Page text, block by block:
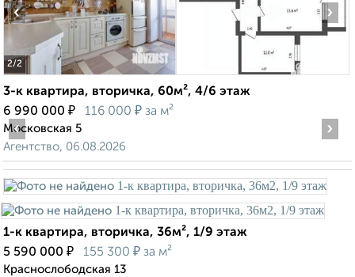
2/2
‹ ›
3-к квартира, вторичка, 60м², 4/6 этаж
6 990 000 ₽ 116 000 ₽ за м²
Московская 5
Агентство, 06.08.2026
‹ ›
1-к квартира, вторичка, 36м², 1/9 этаж
5 590 000 ₽ 155 300 ₽ за м²
Краснослободская 13